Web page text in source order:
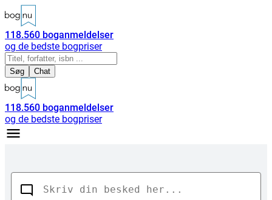
118.560 boganmeldelser
og de bedste bogpriser
Søg Chat
118.560 boganmeldelser
og de bedste bogpriser